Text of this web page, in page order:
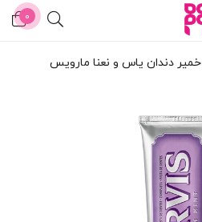
0
خمیر دندان یاس و نعنا مارویس